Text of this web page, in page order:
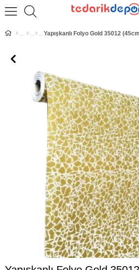
Yapışkanlı Folyo Gold 35012